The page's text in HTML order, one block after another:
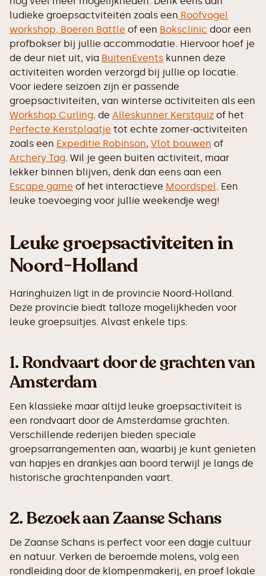
ludieke groepsactviteiten zoals een Roofvogel
workshop, Boeren Battle of een Boksclinic door een
profbokser bij jullie accommodatie. Hiervoor hoef je
de deur niet uit, via BuitenEvents kunnen deze
activiteiten worden verzorgd bij jullie op locatie.
Voor iedere seizoen zijn er passende
groepsactiviteiten, van winterse activiteiten als een
Workshop Curling, de Alleskunner Kerstquiz of het
Perfecte Kerstplaatje tot echte zomer-activiteiten
zoals een Expeditie Robinson, Vlot bouwen of
Archery Tag. Wil je geen buiten activiteit, maar
lekker binnen blijven, denk dan eens aan een
Escape game of het interactieve Moordspel. Een
leuke toevoeging voor jullie weekendje weg!
Leuke groepsactiviteiten in
Noord-Holland
Haringhuizen ligt in de provincie Noord-Holland.
Deze provincie biedt talloze mogelijkheden voor
leuke groepsuitjes. Alvast enkele tips:
1.Rondvaart door de grachten van
Amsterdam
Een klassieke maar altijd leuke groepsactiviteit is
een rondvaart door de Amsterdamse grachten.
Verschillende rederijen bieden speciale
groepsarrangementen aan, waarbij je kunt genieten
van hapjes en drankjes aan boord terwijl je langs de
historische grachtenpanden vaart.
2.Bezoek aan Zaanse Schans
De Zaanse Schans is perfect voor een dagje cultuur
en natuur. Verken de beroemde molens, volg een
rondleiding door de klompenmakerij, en proef lokale